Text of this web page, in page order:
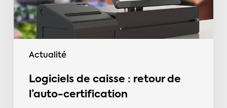
Actualité
certification
Logiciels de caisse : retour de
l’auto-certification